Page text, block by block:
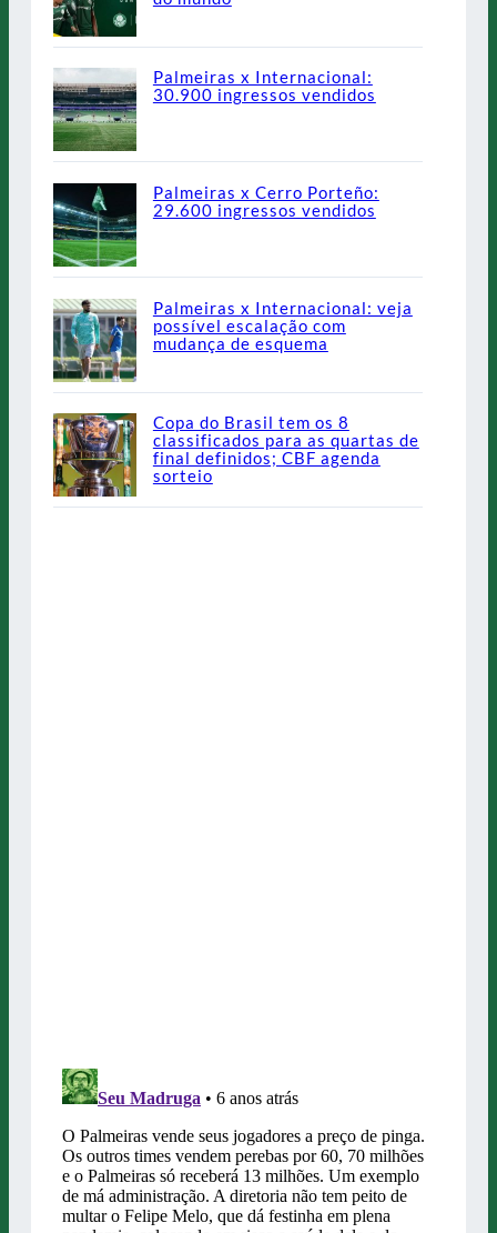
Palmeiras x Internacional:
30.900 ingressos vendidos
Palmeiras x Cerro Porteño:
29.600 ingressos vendidos
Palmeiras x Internacional: veja
possível escalação com
mudança de esquema
Copa do Brasil tem os 8
classificados para as quartas de
final definidos; CBF agenda
sorteio